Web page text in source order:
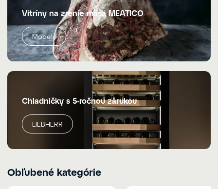
Vitríny na zrenie mäsa MEATICO
Modely
Chladničky s 5-ročnou zárukou
LIEBHERR
Obľubené kategórie